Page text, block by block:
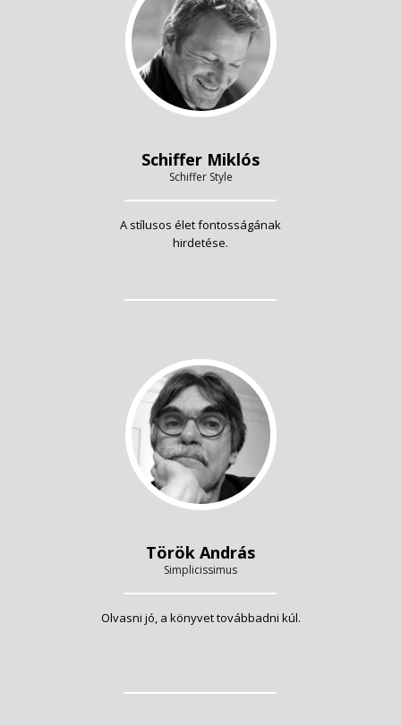
Schiffer Miklós
Schiffer Style
A stílusos élet fontosságának
hirdetése.
Török András
Simplicissimus
Olvasni jó, a könyvet továbbadni kúl.